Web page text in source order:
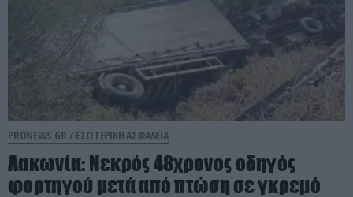
PRONEWS.GR / ΕΣΩΤΕΡΙΚΗ ΑΣΦΑΛΕΙΑ
Λακωνία: Νεκρός 48χρονος οδηγός
φορτηγού μετά από πτώση σε γκρεμό